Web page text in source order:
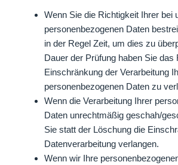
Wenn Sie die Richtigkeit Ihrer bei
personenbezogenen Daten
in der Regel Zeit, um dies zu
Dauer der Prüfung haben Sie das
Einschränkung der Verarbeitung
personenbezogenen Daten zu
Wenn die Verarbeitung Ihrer
Daten unrechtmäßig geschah/
Sie statt der Löschung die
Datenverarbeitung verlangen.
Wenn wir Ihre